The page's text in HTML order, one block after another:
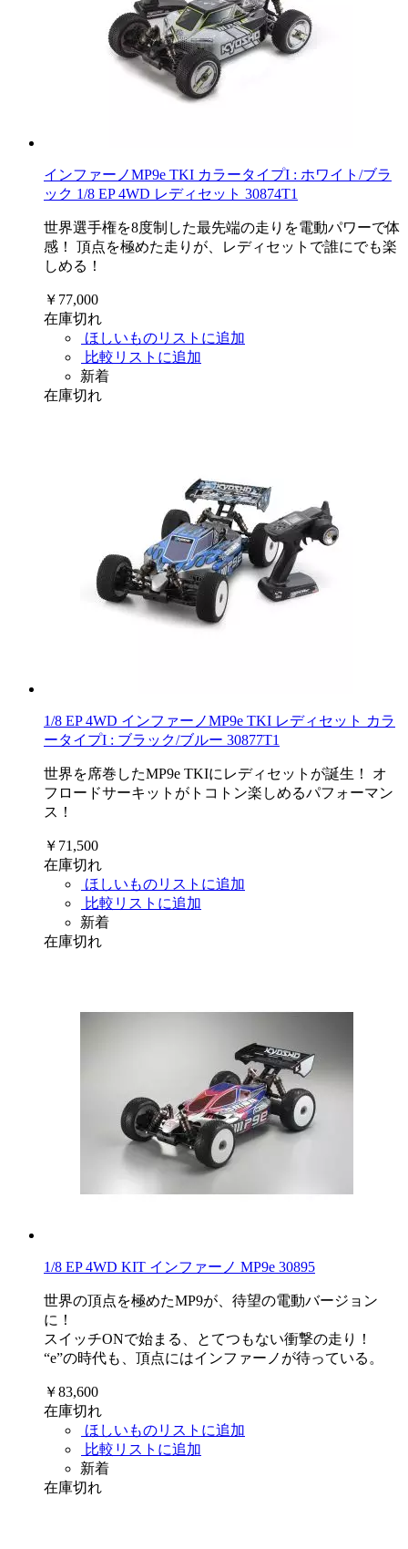
インファーノMP9e TKI カラータイプI : ホワイト/ブラ
ック 1/8 EP 4WD レディセット 30874T1
世界選手権を8度制した最先端の走りを電動パワーで体
感！ 頂点を極めた走りが、レディセットで誰にでも楽
しめる！
￥77,000
在庫切れ
ほしいものリストに追加
比較リストに追加
新着
在庫切れ
1/8 EP 4WD インファーノMP9e TKI レディセット カラ
ータイプI : ブラック/ブルー 30877T1
世界を席巻したMP9e TKIにレディセットが誕生！ オ
フロードサーキットがトコトン楽しめるパフォーマン
ス！
￥71,500
在庫切れ
ほしいものリストに追加
比較リストに追加
新着
在庫切れ
1/8 EP 4WD KIT インファーノ MP9e 30895
世界の頂点を極めたMP9が、待望の電動バージョン
に！
スイッチONで始まる、とてつもない衝撃の走り！
“e”の時代も、頂点にはインファーノが待っている。
￥83,600
在庫切れ
ほしいものリストに追加
比較リストに追加
新着
在庫切れ